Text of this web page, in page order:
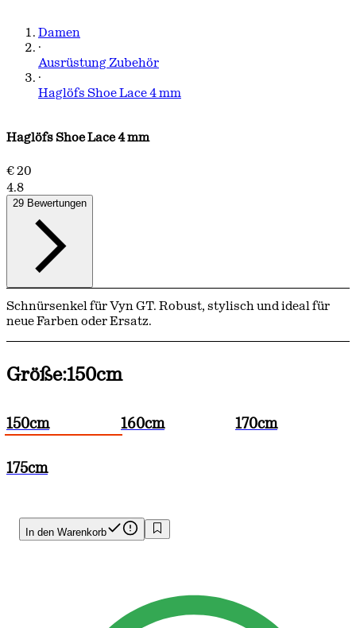
In den Warenkorb
Damen
·
Ausrüstung Zubehör
·
Haglöfs Shoe Lace 4 mm
Haglöfs Shoe Lace 4 mm
€ 20
4.8
29 Bewertungen
Schnürsenkel für Vyn GT. Robust, stylisch und ideal für
neue Farben oder Ersatz.
Größe:150cm
150cm 160cm 170cm
175cm